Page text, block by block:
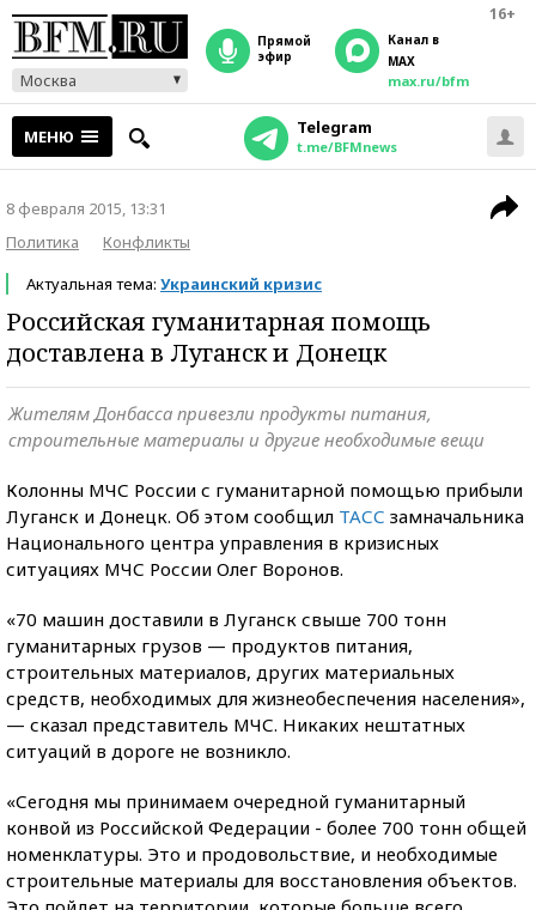
16+
Москва
прямой
эфир
Канал в
MAX
max.ru/bfm
МЕНЮ Telegram
t.me/BFMnews
8 февраля 2015, 13:31
Политика
Конфликты
Актуальная тема: Украинский кризис
Российская гуманитарная помощь
доставлена в Луганск и Донецк
Жителям Донбасса привезли продукты питания,
строительные материалы и другие необходимые вещи
Колонны МЧС России с гуманитарной помощью прибыли
Луганск и Донецк. Об этом сообщил ТАСС замначальника
Национального центра управления в кризисных
ситуациях МЧС России Олег Воронов.
«70 машин доставили в Луганск свыше 700 тонн
гуманитарных грузов — продуктов питания,
строительных материалов, других материальных
средств, необходимых для жизнеобеспечения населения»,
— сказал представитель МЧС. Никаких нештатных
ситуаций в дороге не возникло.
«Сегодня мы принимаем очередной гуманитарный
конвой из Российской Федерации - более 700 тонн общей
номенклатуры. Это и продовольствие, и необходимые
строительные материалы для восстановления объектов.